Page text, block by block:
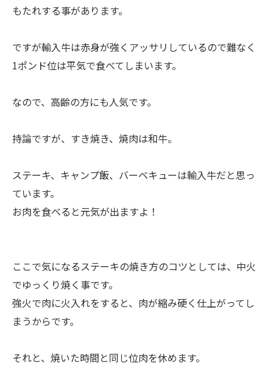
もたれする事があります。
ですが輸入牛は赤身が強くアッサリしているので難なく
1ポンド位は平気で食べてしまいます。
なので、高齢の方にも人気です。
持論ですが、すき焼き、焼肉は和牛。
ステーキ、キャンプ飯、バーベキューは輸入牛だと思っ
ています。
お肉を食べると元気が出ますよ！
ここで気になるステーキの焼き方のコツとしては、中火
でゆっくり焼く事です。
強火で肉に火入れをすると、肉が縮み硬く仕上がってし
まうからです。
それと、焼いた時間と同じ位肉を休めます。